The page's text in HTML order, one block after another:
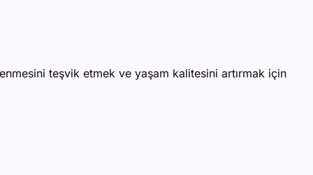
teşvik etmek ve yaşam kalitesini artırmak için